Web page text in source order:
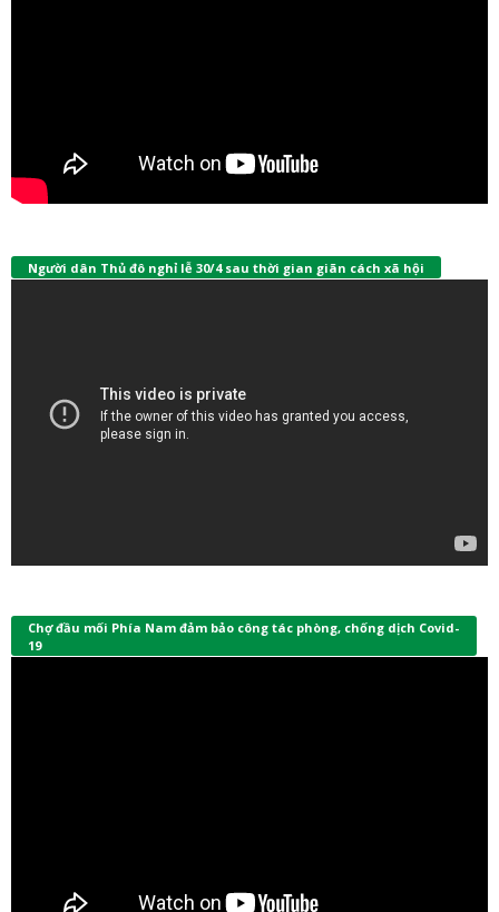
Người dân Thủ đô nghỉ lễ 30/4 sau thời gian giãn cách xã hội
Chợ đầu mối Phía Nam đảm bảo công tác phòng, chống dịch Covid-
19